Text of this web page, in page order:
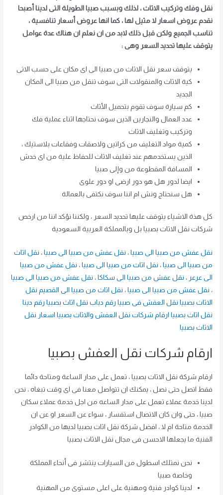
نقل وفك وتركيب الاثاث ، لذلك وبسبب صبيا الطويلة التى لدينا أصبحا
نقدم عروض اسعار لا مثيل لها ، كما انها عروض أسعار تنافسية ،
تناسب الجميع ولكن قبل ذلك لابد من ان نعلم ان هناك عدة عوامل
يتوقف عليها تحديد السعر وهى :
يتوقف سعر نقل الاثاث من صبيا الى اى مكان على حسب الاتى
كية الاثاث والمنقولات التى سوف تنقل من صبيا الى المكان
الجديد
كم سيارة سوف تقوم بتحميل الأثاث
عدد العمال والنجارين الذين سوف نحتاجها اثناء عملية فك
وتركيب وتغليف الاثاث
كمية مواد التغليف من كراتين ولاصقات وفقاعات بلاستيك ،
الذين يستخدمهم عند تغليف الاثاث للحفاظ علية من اى خدش
المسافة المقطوعة من وإلى صبيا
ايضا لدور هل هو دور ارضى او دور علوى
هل سنحتاج ونش ام اننا سوف نكتفى بالعمالة
كل هذة الاشياء يتوقف عليها تحديد السعر ، ولكننا نؤكد اننا من ارخص
شركات نقل الاثاث بصبيا بل وبالمملكة العربية السعودية
نقل عفش من صبيا الى صبيا ، نقل عفش من صبيا الى صبيا ، نقل اثاث
من صبيا الى صبيا ، نقل اثاث من صبيا الى صبيا ، نقل عفش من صبيا
الى عرعر ، نقل عفش من صبيا الى سكاكا ، نقل عفش من صبيا الى صبيا
، نقل عفش من صبيا الى صبيا ، نقل اثاث من صبيا الى القصيم نقل
الاثاث بصبيا نقل العفش فى صبيا رقم دباب نقل اثاث بصبيا رقم دينا
نقل اثاث بصبيا ارقام شركات نقل العفش والاثاث بصبيا اسعار نقل
الاثاث بصبيا
ارقام شركات نقل العفش بصبيا
ارقام شركة نقل الاثاث بصبيا ، تعمل على مدار الساعة ومتاحة دائما
فقط اتصل حتى نصل ، يمكنك ان تتواصل معنا فى اى وقت تبغاه ، نحن
لدينا خدمة عملاء تعمل على مدار الساعه من اجل خدمة عملاء سكان
صبيا ، حتى وان كان الاتصال استفسار ، سواء عن السعر او عن ان
الخدمة متاحة ام لا ، افضل شركة نقل اثاث بصبيا لديها من الكوادر
الفنية ما يجعلها الاحسن فى مجال نقل الاثاث بصبيا
نحن نمتلك اسطول من السيارات ينتشر فى أنحاء المملكة
وخاصة صبيا
لدينا كوادر فنية ومهنية على اعلى مستوى من المهنية